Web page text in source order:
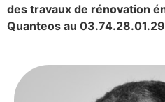
des travaux de rénovation
Quanteos au 03.74.28.01.29